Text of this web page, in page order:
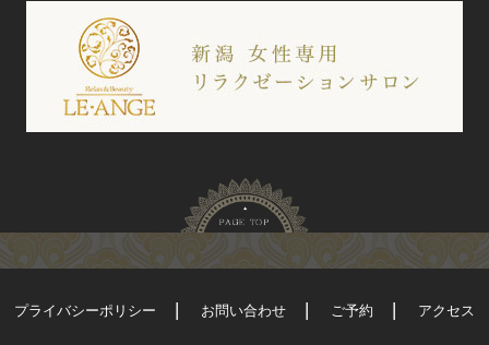
プライバシーポリシー お問い合わせ ご予約 アクセス